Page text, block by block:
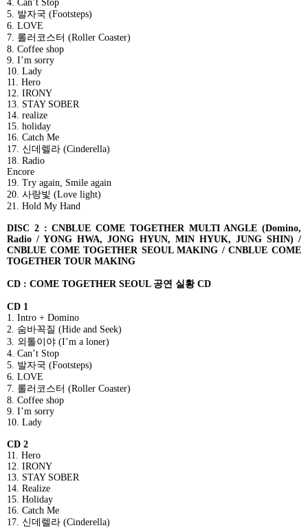
4. Can’t Stop
5. 발자국 (Footsteps)
6. LOVE
7. 롤러코스터 (Roller Coaster)
8. Coffee shop
9. I’m sorry
10. Lady
11. Hero
12. IRONY
13. STAY SOBER
14. realize
15. holiday
16. Catch Me
17. 신데렐라 (Cinderella)
18. Radio
Encore
19. Try again, Smile again
20. 사랑빛 (Love light)
21. Hold My Hand
DISC 2 : CNBLUE COME TOGETHER MULTI ANGLE (Domino,
Radio / YONG HWA, JONG HYUN, MIN HYUK, JUNG SHIN) /
CNBLUE COME TOGETHER SEOUL MAKING / CNBLUE COME
TOGETHER TOUR MAKING
CD : COME TOGETHER SEOUL 공연 실황CD
CD 1
1. Intro + Domino
2. 숨바꼭질 (Hide and Seek)
3. 외톨이야 (I’m a loner)
4. Can’t Stop
5. 발자국 (Footsteps)
6. LOVE
7. 롤러코스터 (Roller Coaster)
8. Coffee shop
9. I’m sorry
10. Lady
CD 2
11. Hero
12. IRONY
13. STAY SOBER
14. Realize
15. Holiday
16. Catch Me
17. 신데렐라 (Cinderella)